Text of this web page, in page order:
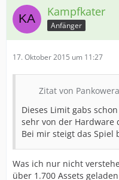
Kampfkater
Anfänger
17. Oktober 2015 um 11:27
Zitat von
Dieses Limit gabs
sehr von der Hardware
Bei mir steigt das Spiel
Was ich nur nicht
über 1.700 Assets